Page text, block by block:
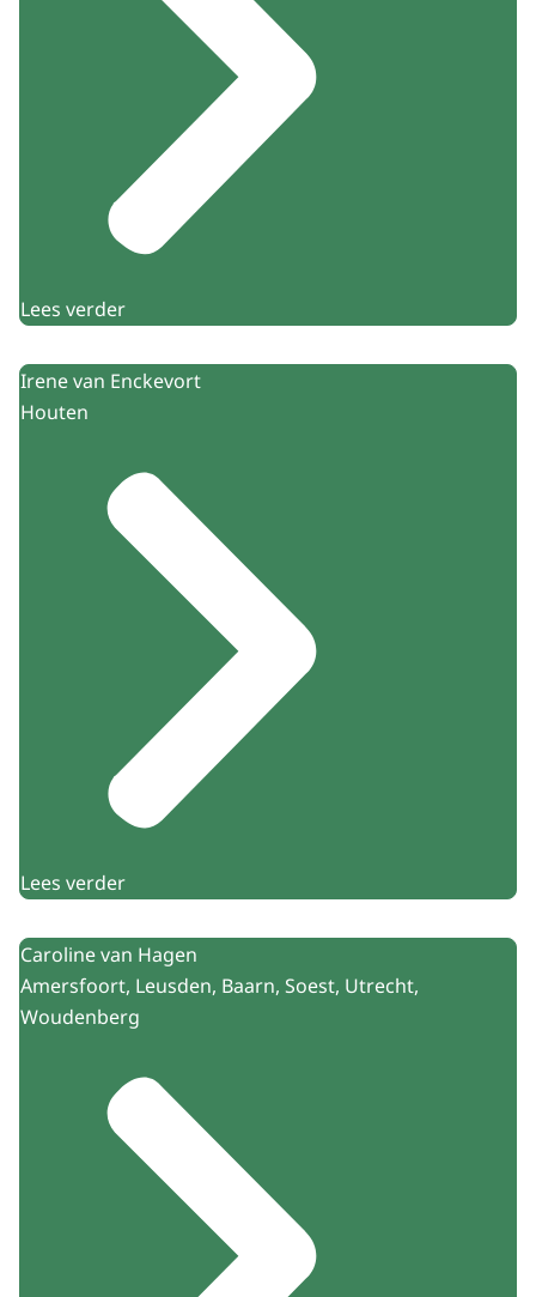
Lees verder
Irene van Enckevort
Houten
Lees verder
Caroline van Hagen
Amersfoort, Leusden, Baarn, Soest, Utrecht,
Woudenberg